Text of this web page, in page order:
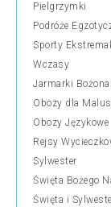
Pielgrzymki
Podróże
Sporty
Wczasy
Jarmarki
Obozy dla
Obozy Językowe
Rejsy
Sylwester
Święta Bożego
Święta i